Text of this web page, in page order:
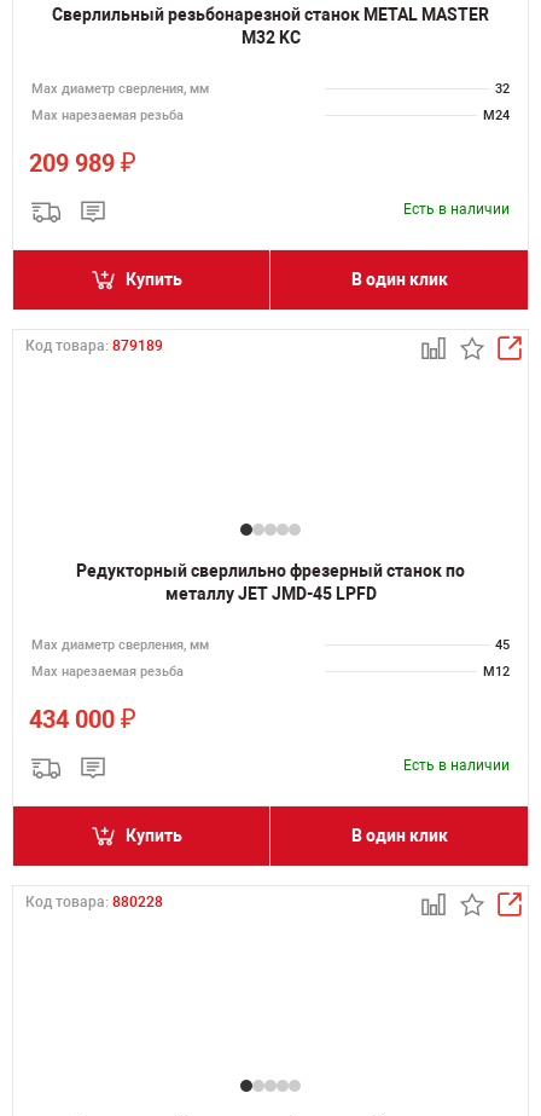
Сверлильный резьбонарезной станок METAL MASTER
M32 KC
Мах диаметр сверления, мм
32
Мах нарезаемая резьба
M24
209 989 ₽
Есть в наличии
Купить В один клик
Код товара: 879189
Редукторный сверлильно фрезерный станок по
металлу JET JMD-45 LPFD
Мах диаметр сверления, мм
45
Мах нарезаемая резьба
M12
434 000 ₽
Есть в наличии
Купить В один клик
Код товара: 880228